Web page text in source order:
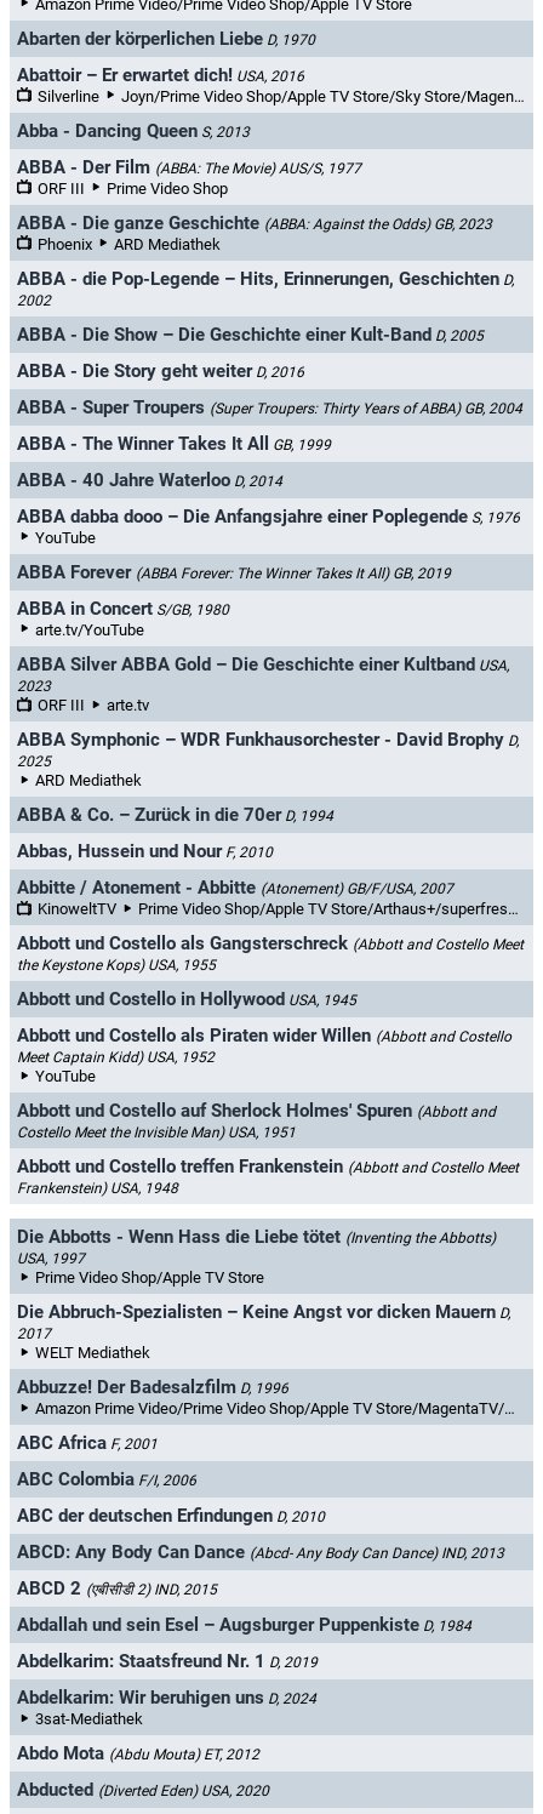
Amazon Prime Video/Prime Video Shop/Apple TV Store
Abarten der körperlichen Liebe D, 1970
Abattoir – Er erwartet dich! USA, 2016
Silverline Joyn/Prime Video Shop/Apple TV Store/Sky Store/MagentaTV/YouTube/YouTube Filme & TV/maxdome/Videoload/Netzkino/Rakuten TV
Abba - Dancing Queen S, 2013
ABBA - Der Film (ABBA: The Movie) AUS/S, 1977
ORF III Prime Video Shop
ABBA - Die ganze Geschichte (ABBA: Against the Odds) GB, 2023
Phoenix ARD Mediathek
ABBA - die Pop-Legende – Hits, Erinnerungen, Geschichten D,
2002
ABBA - Die Show – Die Geschichte einer Kult-Band D, 2005
ABBA - Die Story geht weiter D, 2016
ABBA - Super Troupers (Super Troupers: Thirty Years of ABBA) GB, 2004
ABBA - The Winner Takes It All GB, 1999
ABBA - 40 Jahre Waterloo D, 2014
ABBA dabba dooo – Die Anfangsjahre einer Poplegende S, 1976
YouTube
ABBA Forever (ABBA Forever: The Winner Takes It All) GB, 2019
ABBA in Concert S/GB, 1980
arte.tv/YouTube
ABBA Silver ABBA Gold – Die Geschichte einer Kultband USA,
2023
ORF III arte.tv
ABBA Symphonic – WDR Funkhausorchester - David Brophy D,
2025
ARD Mediathek
ABBA & Co. – Zurück in die 70er D, 1994
Abbas, Hussein und Nour F, 2010
Abbitte / Atonement - Abbitte (Atonement) GB/F/USA, 2007
KinoweltTV Prime Video Shop/Apple TV Store/Arthaus+/superfresh/Rakuten TV
Abbott und Costello als Gangsterschreck (Abbott and Costello Meet
the Keystone Kops) USA, 1955
Abbott und Costello in Hollywood USA, 1945
Abbott und Costello als Piraten wider Willen (Abbott and Costello
Meet Captain Kidd) USA, 1952
YouTube
Abbott und Costello auf Sherlock Holmes' Spuren (Abbott and
Costello Meet the Invisible Man) USA, 1951
Abbott und Costello treffen Frankenstein (Abbott and Costello Meet
Frankenstein) USA, 1948
Die Abbotts - Wenn Hass die Liebe tötet (Inventing the Abbotts)
USA, 1997
Prime Video Shop/Apple TV Store
Die Abbruch-Spezialisten – Keine Angst vor dicken Mauern D,
2017
WELT Mediathek
Abbuzze! Der Badesalzfilm D, 1996
Amazon Prime Video/Prime Video Shop/Apple TV Store/MagentaTV/maxdome/Videoload/filmfriend
ABC Africa F, 2001
ABC Colombia F/I, 2006
ABC der deutschen Erfindungen D, 2010
ABCD: Any Body Can Dance (Abcd- Any Body Can Dance) IND, 2013
ABCD 2 (एबीसीडी 2) IND, 2015
Abdallah und sein Esel – Augsburger Puppenkiste D, 1984
Abdelkarim: Staatsfreund Nr. 1 D, 2019
Abdelkarim: Wir beruhigen uns D, 2024
3sat-Mediathek
Abdo Mota (Abdu Mouta) ET, 2012
Abducted (Diverted Eden) USA, 2020